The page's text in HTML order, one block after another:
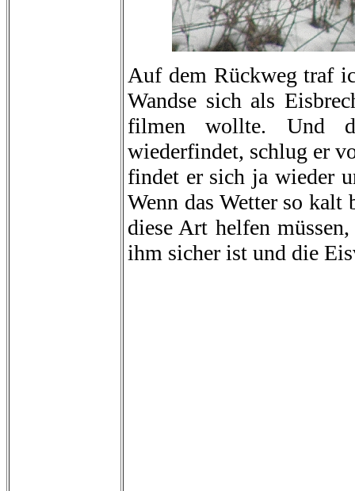
Auf dem Rückweg traf
Wandse sich als
filmen wollte. Und
wiederfindet, schlug er
findet er sich ja wieder
Wenn das Wetter so
diese Art helfen
ihm sicher ist und die